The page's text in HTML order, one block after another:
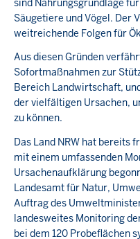
Säugetiere und Vögel. Der
weitreichende Folgen für
Aus diesen Gründen
Sofortmaßnahmen zur
Bereich Landwirtschaft,
der vielfältigen Ursachen,
zu können.
Das Land NRW hat bereits
mit einem umfassenden
Ursachenaufklärung
Landesamt für Natur,
Auftrag des
landesweites Monitoring
bei dem 120 Probeflächen